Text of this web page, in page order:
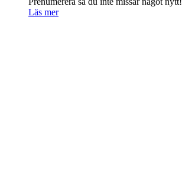
Läs mer